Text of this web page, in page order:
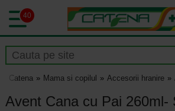
40
Catena Mama si copilul Accesorii hranire
Avent Cana cu Pai 260ml-